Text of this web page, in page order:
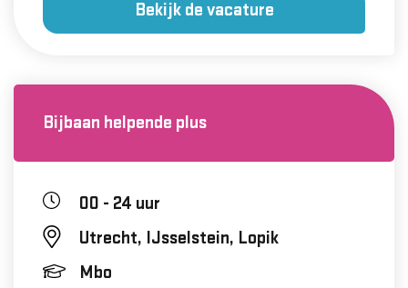
Bekijk de vacature
Bijbaan helpende plus
00 - 24 uur
Utrecht, IJsselstein, Lopik
Mbo